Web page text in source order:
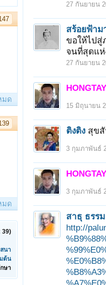
มด
มด
39)
นา
ต้น
ษา
27 กันยายน
สร้อยฟ้าม
ขอให้ไปสู่
จนที่สุดแ
27 กันยายน
HONGTAY
15 มิถุนายน
ติงติง สุขสั
3 กุมภาพันธ์
HONGTAY
3 กุมภาพันธ์
สาธุ ธรรม
http://